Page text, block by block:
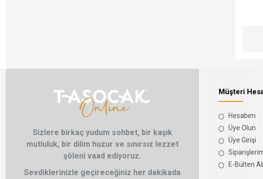
Sizlere birkaç yudum sohbet, bir kaşık
mutluluk, bir dilim huzur ve sınırsız lezzet
şöleni vaad ediyoruz.
Sevdiklerinizle geçireceğiniz her dakikada
Müşteri
Hesabım
Üye Olun
Üye Girişi
E-Bülten